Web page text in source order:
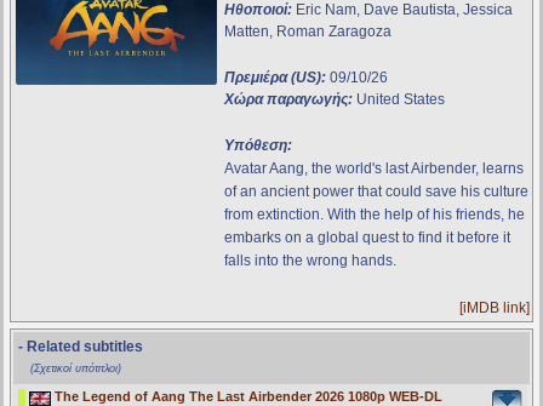
Ηθοποιοί: Eric Nam, Dave Bautista, Jessica
Matten, Roman Zaragoza
Πρεμιέρα (US): 09/10/26
Χώρα παραγωγής: United States
Υπόθεση:
Avatar Aang, the world's last Airbender, learns
of an ancient power that could save his culture
from extinction. With the help of his friends, he
embarks on a global quest to find it before it
falls into the wrong hands.
[iMDB link]
- Related subtitles
(Σχετικοί υπότιτλοι)
The Legend of Aang The Last Airbender 2026 1080p WEB-DL